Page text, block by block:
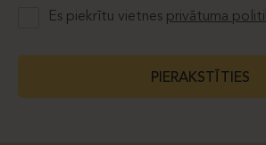
Es piekrītu vietnes privātuma
PIERAKSTĪTIES